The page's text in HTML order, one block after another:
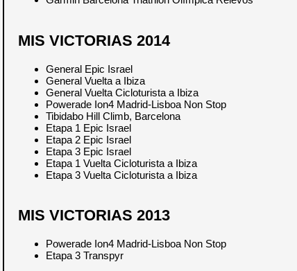
MIS VICTORIAS 2014
General Epic Israel
General Vuelta a Ibiza
General Vuelta Cicloturista a Ibiza
Powerade Ion4 Madrid-Lisboa Non Stop
Tibidabo Hill Climb, Barcelona
Etapa 1 Epic Israel
Etapa 2 Epic Israel
Etapa 3 Epic Israel
Etapa 1 Vuelta Cicloturista a Ibiza
Etapa 3 Vuelta Cicloturista a Ibiza
MIS VICTORIAS 2013
Powerade Ion4 Madrid-Lisboa Non Stop
Etapa 3 Transpyr